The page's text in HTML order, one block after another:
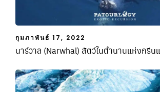
กุมภาพันธ์ 17, 2022
นาร์วาล (Narwhal) สัตว์ในตำนานแห่งกรีน